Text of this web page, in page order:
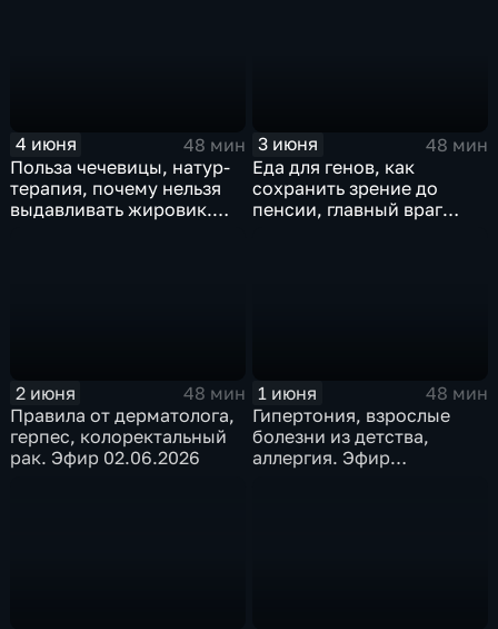
4 июня
48 мин
Польза чечевицы, натур-
терапия, почему нельзя
выдавливать жировик.
3 июня
48 мин
Еда для генов, как
сохранить зрение до
пенсии, главный враг
2 июня
48 мин
Правила от дерматолога,
герпес, колоректальный
рак. Эфир 02.06.2026
1 июня
48 мин
Гипертония, взрослые
болезни из детства,
аллергия. Эфир